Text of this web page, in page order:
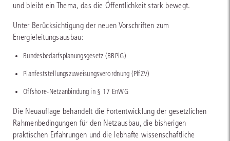
und bleibt ein Thema, das die Öffentlichkeit stark bewegt.
Unter Berücksichtigung der neuen Vorschriften zum
Energieleitungsausbau:
Bundesbedarfsplanungsgesetz (BBPlG)
Planfeststellungszuweisungsverordnung (PlfZV)
Offshore-Netzanbindung in § 17 EnWG
Die Neuauflage behandelt die Fortentwicklung der gesetzlichen
Rahmenbedingungen für den Netzausbau, die bisherigen
praktischen Erfahrungen und die lebhafte wissenschaftliche